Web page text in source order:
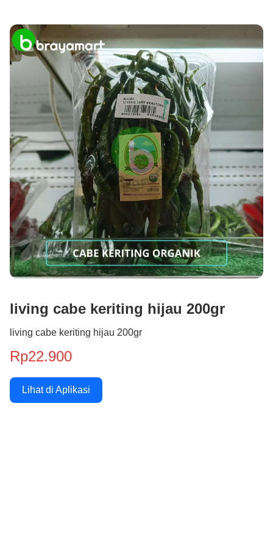
living cabe keriting hijau 200gr
living cabe keriting hijau 200gr
Rp22.900
Lihat di Aplikasi